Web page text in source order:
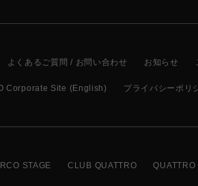
よくあるご質問 / お問い合わせ お知らせ
Corporate Site (English) プライバシーポリ
STAGE CLUB QUATTRO QUATTRO